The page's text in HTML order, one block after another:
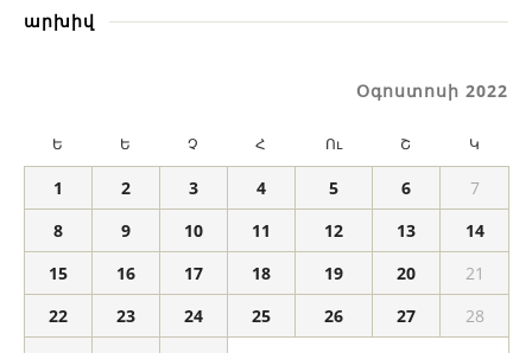
արխիվ
Օգոստոսի 2022
Ե Ե Չ Հ Ու Շ Կ
1 2 3 4 5 6
7
8
9 10 11 12 13
14
15
16 17 18 19 20
21
22
23 24 25 26 27
28